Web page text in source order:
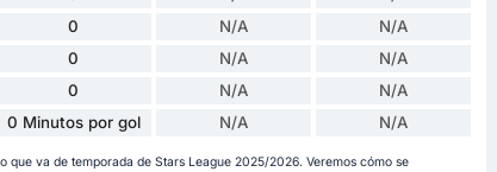
0 N/A N/A
0 N/A N/A
0 N/A N/A
0 Minutos por gol N/A N/A
que va de temporada de Stars League 2025/2026. Veremos cómo se